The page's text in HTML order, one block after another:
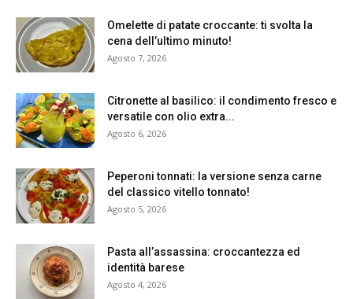
Omelette di patate croccante: ti svolta la
cena dell’ultimo minuto!
Agosto 7, 2026
Citronette al basilico: il condimento fresco e
versatile con olio extra...
Agosto 6, 2026
Peperoni tonnati: la versione senza carne
del classico vitello tonnato!
Agosto 5, 2026
Pasta all’assassina: croccantezza ed
identità barese
Agosto 4, 2026